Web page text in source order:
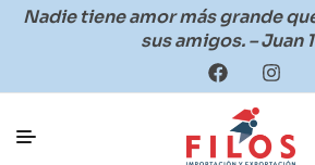
Nadie tiene amor más grande
sus amigos. – Juan